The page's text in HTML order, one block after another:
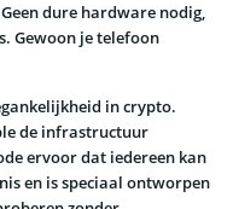
dure hardware nodig,
Gewoon je telefoon
in crypto.
de infrastructuur
ervoor dat iedereen kan
en is speciaal ontworpen